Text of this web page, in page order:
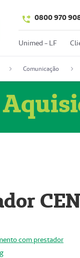
0800 970
Unimed - LF
Comunicação
com prestador